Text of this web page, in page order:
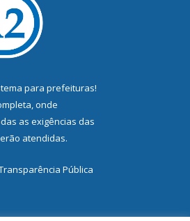
para prefeituras!
onde
as exigências das
atendidas.
Pública